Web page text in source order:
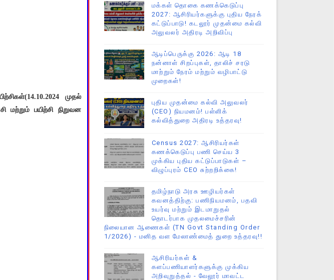
முதல்
மற்றும் பயிற்சி நிறுவன
மக்கள் தொகை கணக்கெடுப்பு
2027: ஆசிரியர்களுக்கு புதிய நேரக்
கட்டுப்பாடு! கடலூர் முதன்மை கல்வி
அலுவலர் அதிரடி அறிவிப்பு
ஆடிப்பெருக்கு 2026: ஆடி 18
நன்னாள் சிறப்புகள், தாலிச் சரடு
மாற்றும் நேரம் மற்றும் வழிபாட்டு
முறைகள்!
புதிய முதன்மை கல்வி அலுவலர்
(CEO) நியமனம்! பள்ளிக்
கல்வித்துறை அதிரடி உத்தரவு!
Census 2027: ஆசிரியர்கள்
கணக்கெடுப்பு பணி செய்ய 3
முக்கிய புதிய கட்டுப்பாடுகள் –
விழுப்புரம் CEO சுற்றறிக்கை!
தமிழ்நாடு அரசு ஊழியர்கள்
கவனத்திற்கு: பணிநியமனம், பதவி
உயர்வு மற்றும் இடமாறுதல்
தொடர்பாக முதலமைச்சரின்
நிலையான ஆணைகள் (TN Govt Standing Order
1/2026) - மனித வள மேலாண்மைத் துறை உத்தரவு!!
ஆசிரியர்கள் &
களப்பணியாளர்களுக்கு முக்கிய
அறிவுறுத்தல் - வேலூர் மாவட்ட